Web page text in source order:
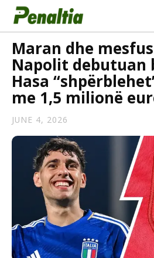
Maran dhe
Napolit debutuan
Hasa
me 1,5 milionë
JUNE 4, 2026